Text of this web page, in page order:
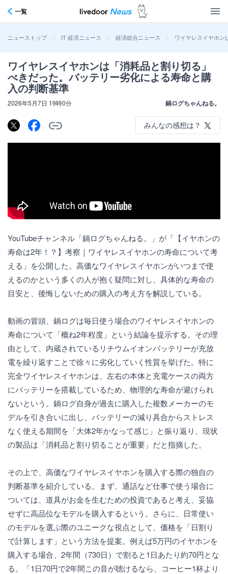
一覧
ニューストップ > IT 経済ニュース > 経済総合ニュース > ワイヤレスイヤホン
ワイヤレスイヤホンは「消耗品と割り切る」
べきだった。バッテリー劣化による寿命と購
入の判断基準
2026年5月7日 19時0分 鍋ログちゃんねる。
みんなの感想は？
YouTubeチャンネル「鍋ログちゃんねる。」が「【イヤホンの
寿命は2年！？】考察｜ワイヤレスイヤホンの寿命について考
える」を公開した。高価なワイヤレスイヤホンがいつまで使
えるのかという多くの人が抱く疑問に対し、具体的な寿命の
目安と、後悔しないための購入の考え方を解説している。
動画の冒頭、鍋ログは毎日使う場合のワイヤレスイヤホンの
寿命について「概ね2年程度」という結論を提示する。その理
由として、内蔵されているリチウムイオンバッテリーが充放
電を繰り返すことで徐々に劣化していく性質を挙げた。特に
完全ワイヤレスイヤホンは、左右の本体と充電ケースの両方
にバッテリーを搭載しているため、物理的な寿命が避けられ
ないという。鍋ログ自身が過去に購入した複数メーカーのモ
デルを引き合いに出し、バッテリーの減り具合からストレス
なく使える期間を「大体2年かなって感じ」と振り返り、現状
の製品は「消耗品と割り切ることが重要」だと指摘した。
その上で、高価なワイヤレスイヤホンを購入する際の独自の
判断基準を紹介している。まず、通話など仕事で使う場合に
ついては、道具がお金を生むための投資であると考え、妥協
せずに高品位なモデルを購入するという。さらに、日常使い
のモデルを選ぶ際のユニークな視点として、価格を「日割り
で計算します」という方法を提案。例えば5万円のイヤホンを
購入する場合、2年間（730日）で割ると1日あたり約70円とな
る。「1日70円で2年間この音が聴けるなら、コーヒー1杯より